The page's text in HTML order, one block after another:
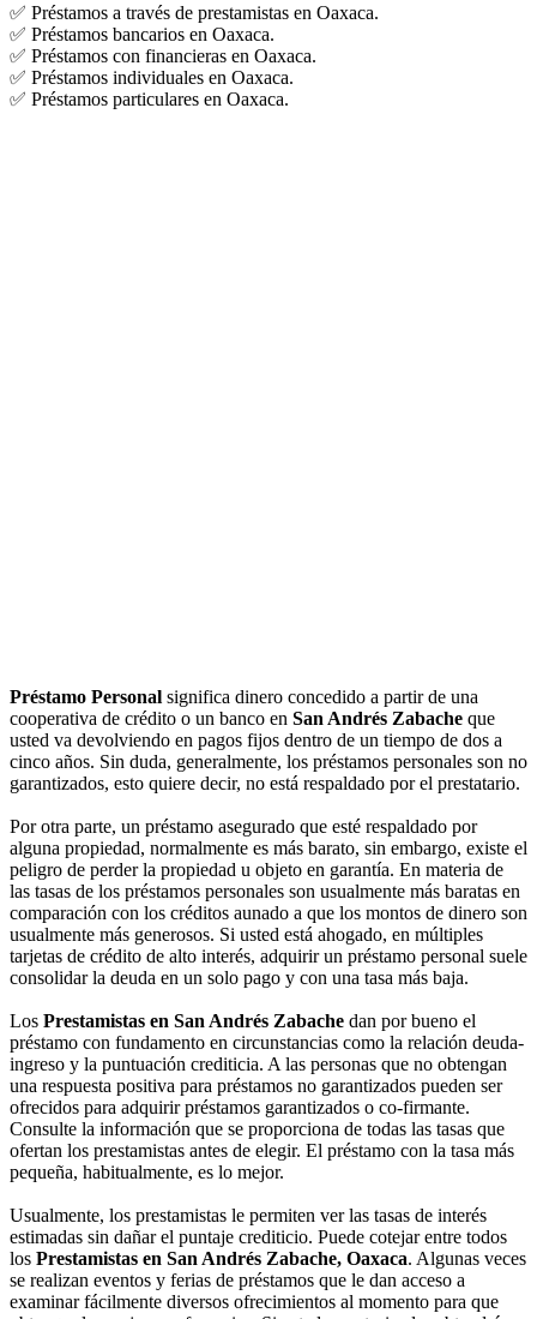
✅ Préstamos a través de prestamistas en Oaxaca.
✅ Préstamos bancarios en Oaxaca.
✅ Préstamos con financieras en Oaxaca.
✅ Préstamos individuales en Oaxaca.
✅ Préstamos particulares en Oaxaca.
Préstamo Personal significa dinero concedido a partir de una
cooperativa de crédito o un banco en San Andrés Zabache que
usted va devolviendo en pagos fijos dentro de un tiempo de dos a
cinco años. Sin duda, generalmente, los préstamos personales son no
garantizados, esto quiere decir, no está respaldado por el prestatario.
Por otra parte, un préstamo asegurado que esté respaldado por
alguna propiedad, normalmente es más barato, sin embargo, existe el
peligro de perder la propiedad u objeto en garantía. En materia de
las tasas de los préstamos personales son usualmente más baratas en
comparación con los créditos aunado a que los montos de dinero son
usualmente más generosos. Si usted está ahogado, en múltiples
tarjetas de crédito de alto interés, adquirir un préstamo personal suele
consolidar la deuda en un solo pago y con una tasa más baja.
Los Prestamistas en San Andrés Zabache dan por bueno el
préstamo con fundamento en circunstancias como la relación deuda-
ingreso y la puntuación crediticia. A las personas que no obtengan
una respuesta positiva para préstamos no garantizados pueden ser
ofrecidos para adquirir préstamos garantizados o co-firmante.
Consulte la información que se proporciona de todas las tasas que
ofertan los prestamistas antes de elegir. El préstamo con la tasa más
pequeña, habitualmente, es lo mejor.
Usualmente, los prestamistas le permiten ver las tasas de interés
estimadas sin dañar el puntaje crediticio. Puede cotejar entre todos
los Prestamistas en San Andrés Zabache, Oaxaca. Algunas veces
se realizan eventos y ferias de préstamos que le dan acceso a
examinar fácilmente diversos ofrecimientos al momento para que